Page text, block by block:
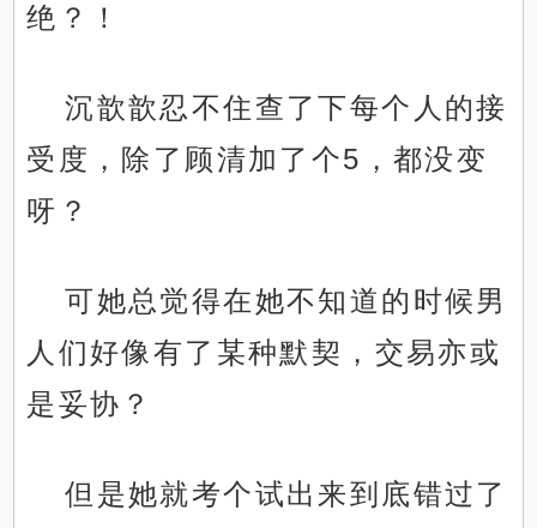
绝？！
沉歆歆忍不住查了下每个人的接
受度，除了顾清加了个5，都没变
呀？
可她总觉得在她不知道的时候男
人们好像有了某种默契，交易亦或
是妥协？
但是她就考个试出来到底错过了